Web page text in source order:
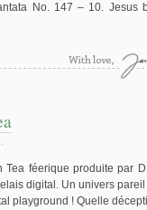
No. 147 – 10. Jesus
Tea féerique produite par
digital. Un univers
playground ! Quelle